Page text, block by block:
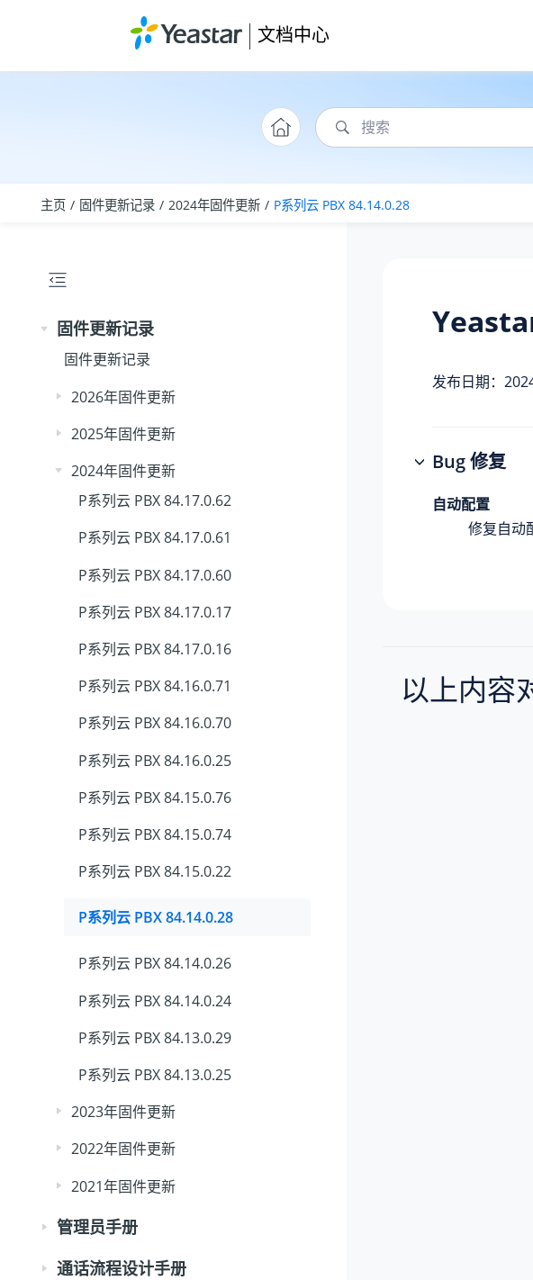
文档中心
主页 固件更新记录 2024年固件更新 P系列云 PBX 84.14.0.28
固件更新记录
固件更新记录
2026年固件更新
2025年固件更新
2024年固件更新
P系列云 PBX 84.17.0.62
P系列云 PBX 84.17.0.61
P系列云 PBX 84.17.0.60
P系列云 PBX 84.17.0.17
P系列云 PBX 84.17.0.16
P系列云 PBX 84.16.0.71
P系列云 PBX 84.16.0.70
P系列云 PBX 84.16.0.25
P系列云 PBX 84.15.0.76
P系列云 PBX 84.15.0.74
P系列云 PBX 84.15.0.22
P系列云 PBX 84.14.0.28
P系列云 PBX 84.14.0.26
P系列云 PBX 84.14.0.24
P系列云 PBX 84.13.0.29
P系列云 PBX 84.13.0.25
2023年固件更新
2022年固件更新
2021年固件更新
管理员手册
通话流程设计手册
发布日期：
Bug 修复
自动配置
修复自动
以上内容